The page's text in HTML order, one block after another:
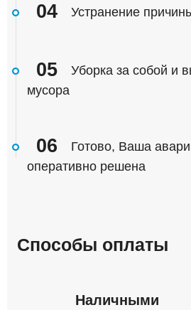
04 Устранение
05
Уборка за собой и
мусора
06
Готово, Ваша
оперативно решена
Способы оплаты
Наличными